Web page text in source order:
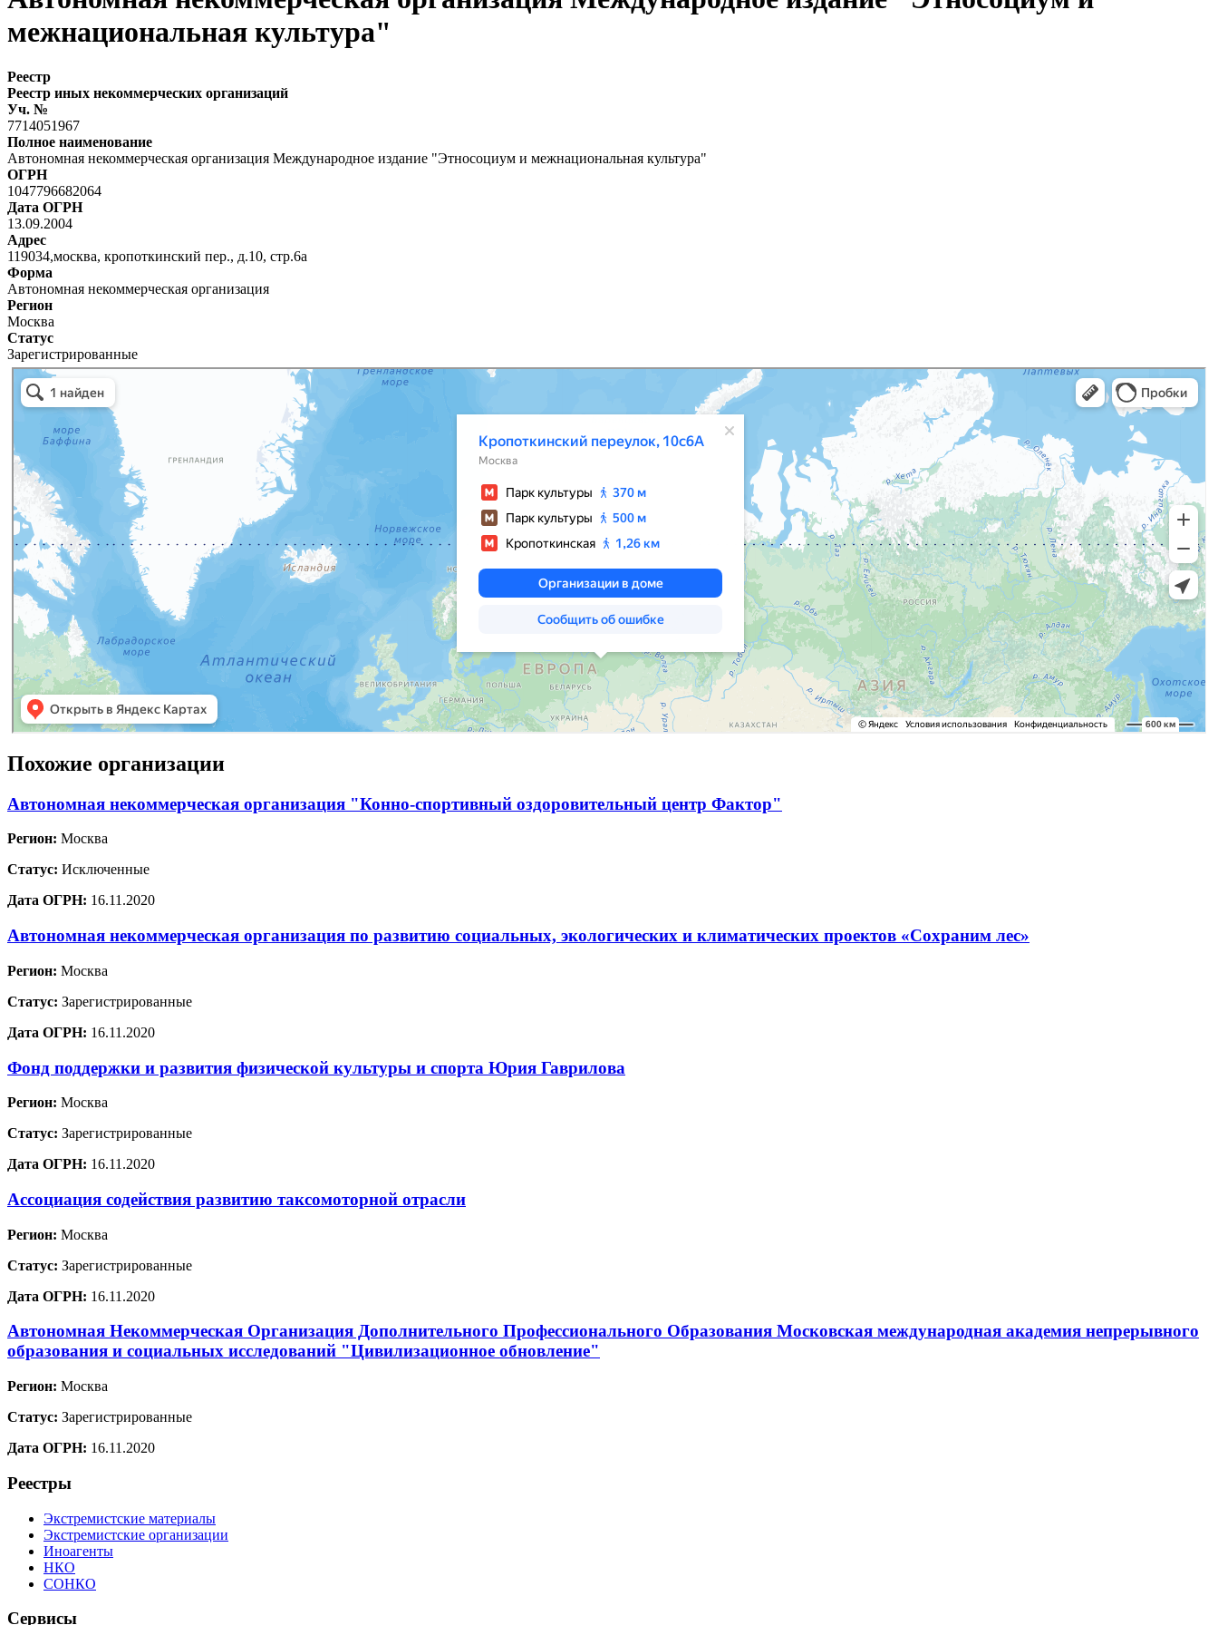
межнациональная культура"
Реестр
Реестр иных некоммерческих организаций
Уч. №
7714051967
Полное наименование
Автономная некоммерческая организация Международное издание "Этносоциум и межнациональная культура"
ОГРН
1047796682064
Дата ОГРН
13.09.2004
Адрес
119034,москва, кропоткинский пер., д.10, стр.6а
Форма
Автономная некоммерческая организация
Регион
Москва
Статус
Зарегистрированные
Похожие организации
Автономная некоммерческая организация "Конно-спортивный оздоровительный центр Фактор"
Регион: Москва
Статус: Исключенные
Дата ОГРН: 16.11.2020
Автономная некоммерческая организация по развитию социальных, экологических и климатических проектов «Сохраним лес»
Регион: Москва
Статус: Зарегистрированные
Дата ОГРН: 16.11.2020
Фонд поддержки и развития физической культуры и спорта Юрия Гаврилова
Регион: Москва
Статус: Зарегистрированные
Дата ОГРН: 16.11.2020
Ассоциация содействия развитию таксомоторной отрасли
Регион: Москва
Статус: Зарегистрированные
Дата ОГРН: 16.11.2020
Автономная Некоммерческая Организация Дополнительного Профессионального Образования Московская международная академия непрерывного
образования и социальных исследований "Цивилизационное обновление"
Регион: Москва
Статус: Зарегистрированные
Дата ОГРН: 16.11.2020
Реестры
Экстремистские материалы
Экстремистские организации
Иноагенты
НКО
СОНКО
Сервисы